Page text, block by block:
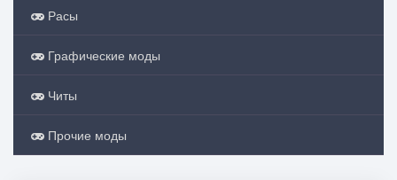
Расы
Графические моды
Читы
Прочие моды